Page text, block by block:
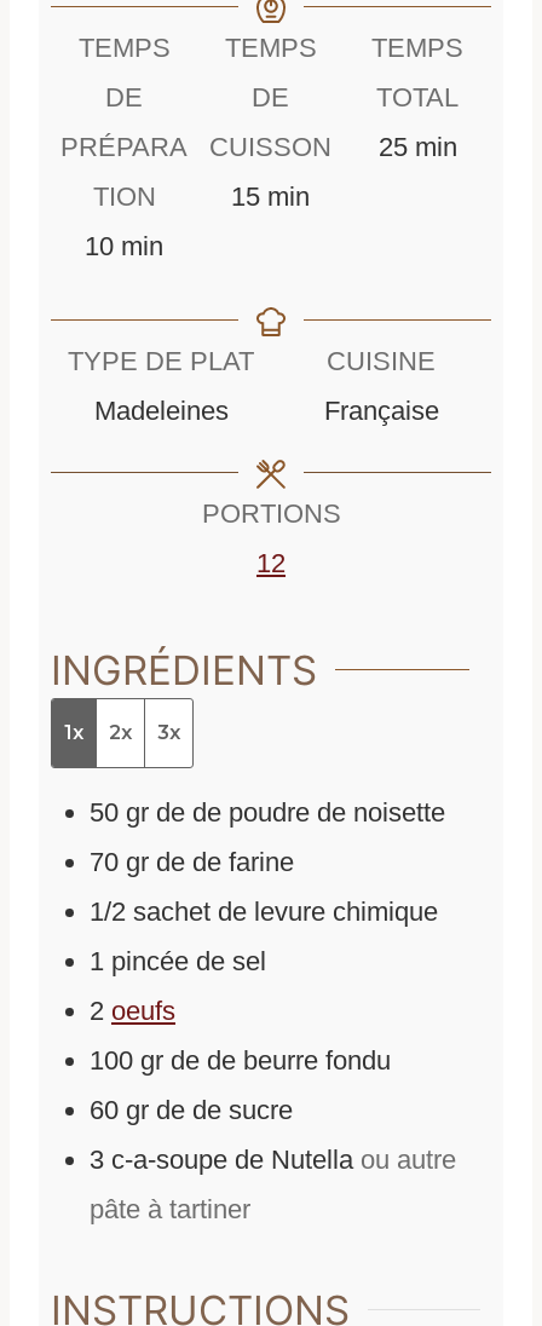
TEMPS
DE
PRÉPARA
TION
10mmin
TEMPS
DE
CUISSON
15m
u
s
min
TEMPS
TOTAL
25m
e
min
TYPE DE PLAT
Madeleines
CUISINE
Française
PORTIONS
12
INGRÉDIENTS
1x 2x 3x
50 gr de de poudre de noisette
70 gr de de farine
1/2 sachet de levure chimique
1 pincée de sel
2 oeufs
100 gr de de beurre fondu
60 gr de de sucre
3 c-a-soupe de Nutella ou autre
pâte à tartiner
INSTRUCTIONS